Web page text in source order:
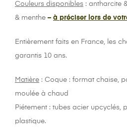
Couleurs disponibles : antharcite
& menthe – à préciser lors de
Entièrement faits en France, les
garantis 10 ans.
Matière : Coque : format chaise,
moulée à chaud
Piétement : tubes acier upcyclés,
plastique.